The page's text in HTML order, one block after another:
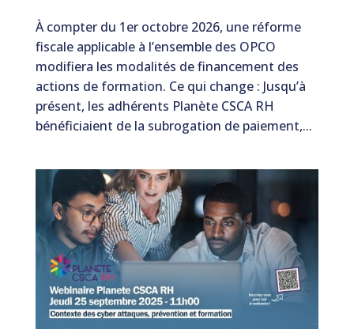
À compter du 1er octobre 2026, une réforme
fiscale applicable à l’ensemble des OPCO
modifiera les modalités de financement des
actions de formation. Ce qui change : Jusqu’à
présent, les adhérents Planète CSCA RH
bénéficiaient de la subrogation de paiement,...